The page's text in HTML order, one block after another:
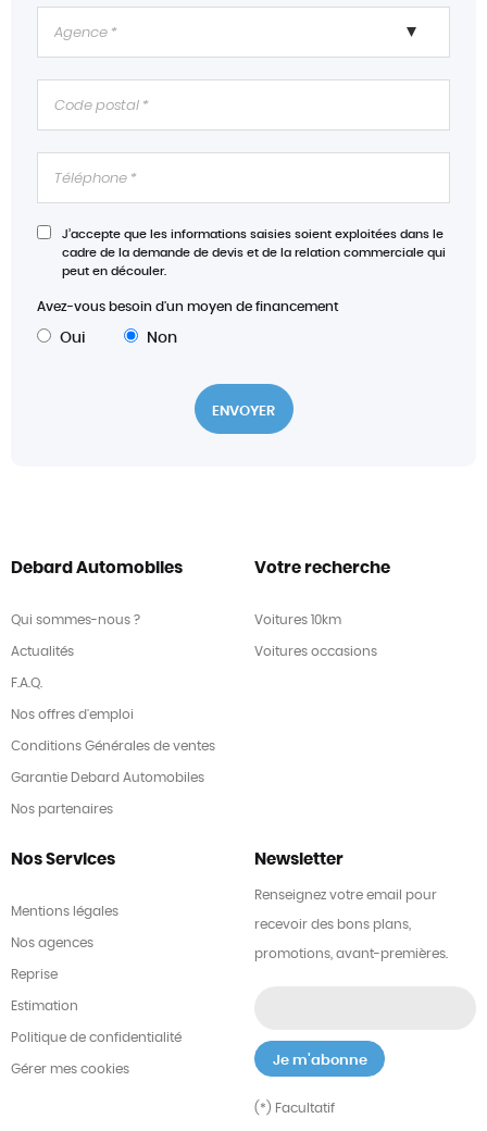
J’accepte que les informations saisies soient exploitées dans le
cadre de la demande de devis et de la relation commerciale qui
peut en découler.
Avez-vous besoin d'un moyen de financement
Oui Non
Debard Automobiles
Qui sommes-nous ?
Actualités
F.A.Q.
Nos offres d'emploi
Conditions Générales de ventes
Garantie Debard Automobiles
Nos partenaires
Votre recherche
Voitures 10km
Voitures occasions
Nos Services
Mentions légales
Nos agences
Reprise
Estimation
Politique de confidentialité
Gérer mes cookies
Newsletter
Renseignez votre email pour
recevoir des bons plans,
promotions, avant-premières.
(*) Facultatif